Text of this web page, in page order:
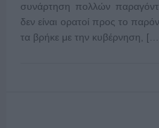
συνάρτηση πολλών
δεν είναι ορατοί προς το
τα βρήκε με την κυβέρνηση,